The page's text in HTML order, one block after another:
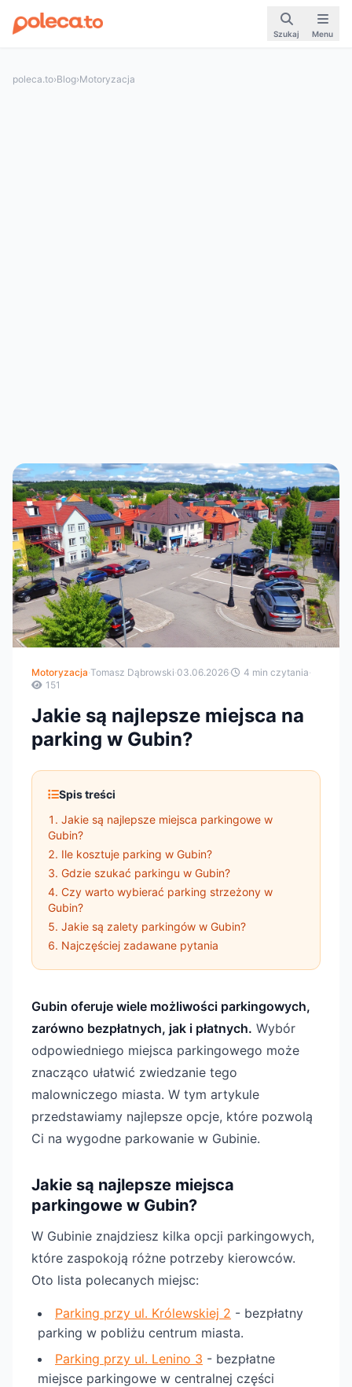
Szukaj Menu
poleca.to›Blog›Motoryzacja
Motoryzacja·Tomasz Dąbrowski·03.06.2026· 4 min czytania·
151
Jakie są najlepsze miejsca na
parking w Gubin?
Spis treści
Jakie są najlepsze miejsca parkingowe w
Gubin?
Ile kosztuje parking w Gubin?
Gdzie szukać parkingu w Gubin?
Czy warto wybierać parking strzeżony w
Gubin?
Jakie są zalety parkingów w Gubin?
Najczęściej zadawane pytania
Gubin oferuje wiele możliwości parkingowych,
zarówno bezpłatnych, jak i płatnych. Wybór
odpowiedniego miejsca parkingowego może
znacząco ułatwić zwiedzanie tego
malowniczego miasta. W tym artykule
przedstawiamy najlepsze opcje, które pozwolą
Ci na wygodne parkowanie w Gubinie.
Jakie są najlepsze miejsca
parkingowe w Gubin?
W Gubinie znajdziesz kilka opcji parkingowych,
które zaspokoją różne potrzeby kierowców.
Oto lista polecanych miejsc:
Parking przy ul. Królewskiej 2 - bezpłatny
parking w pobliżu centrum miasta.
Parking przy ul. Lenino 3 - bezpłatne
miejsce parkingowe w centralnej części